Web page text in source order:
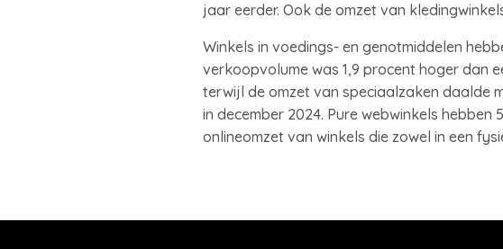
jaar eerder. Ook de omzet van
Winkels in voedings- en genotmiddelen
verkoopvolume was 1,9 procent hoger dan
terwijl de omzet van speciaalzaken daalde
in december 2024. Pure webwinkels
onlineomzet van winkels die zowel in een